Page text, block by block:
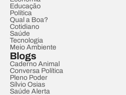
Educação
Política
Qual a Boa?
Cotidiano
Saúde
Tecnologia
Meio Ambiente
Blogs
Caderno Animal
Conversa Política
Pleno Poder
Sílvio Osias
Saúde Alerta